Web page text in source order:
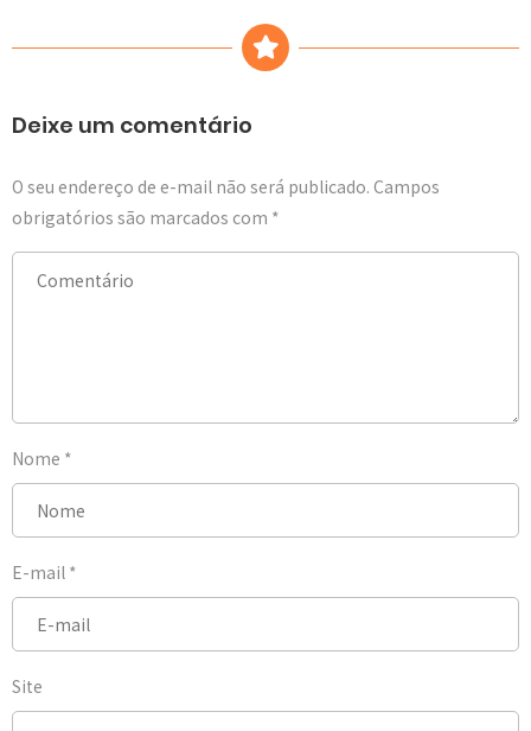
Deixe um comentário
O seu endereço de e-mail não será publicado. Campos
obrigatórios são marcados com *
Nome *
E-mail *
Site